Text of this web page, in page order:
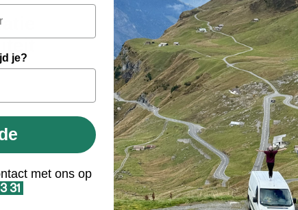
⚠️ Lees
Franse en
je?
met ons op
31